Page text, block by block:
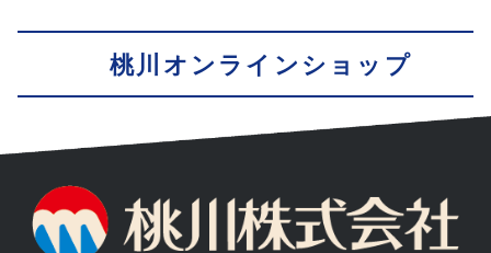
桃川オンラインショップ